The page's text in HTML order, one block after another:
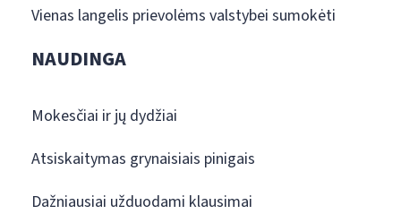
Vienas langelis prievolėms valstybei sumokėti
NAUDINGA
Mokesčiai ir jų dydžiai
Atsiskaitymas grynaisiais pinigais
Dažniausiai užduodami klausimai